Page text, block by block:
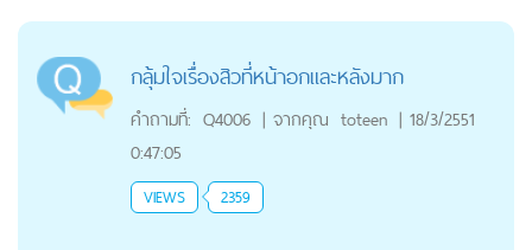
กลุ้มใจเรื่องสิวที่หน้าอกและหลังมาก
คำถามที่: Q4006 | จากคุณ toteen | 18/3/2551
0:47:05
VIEWS 2359